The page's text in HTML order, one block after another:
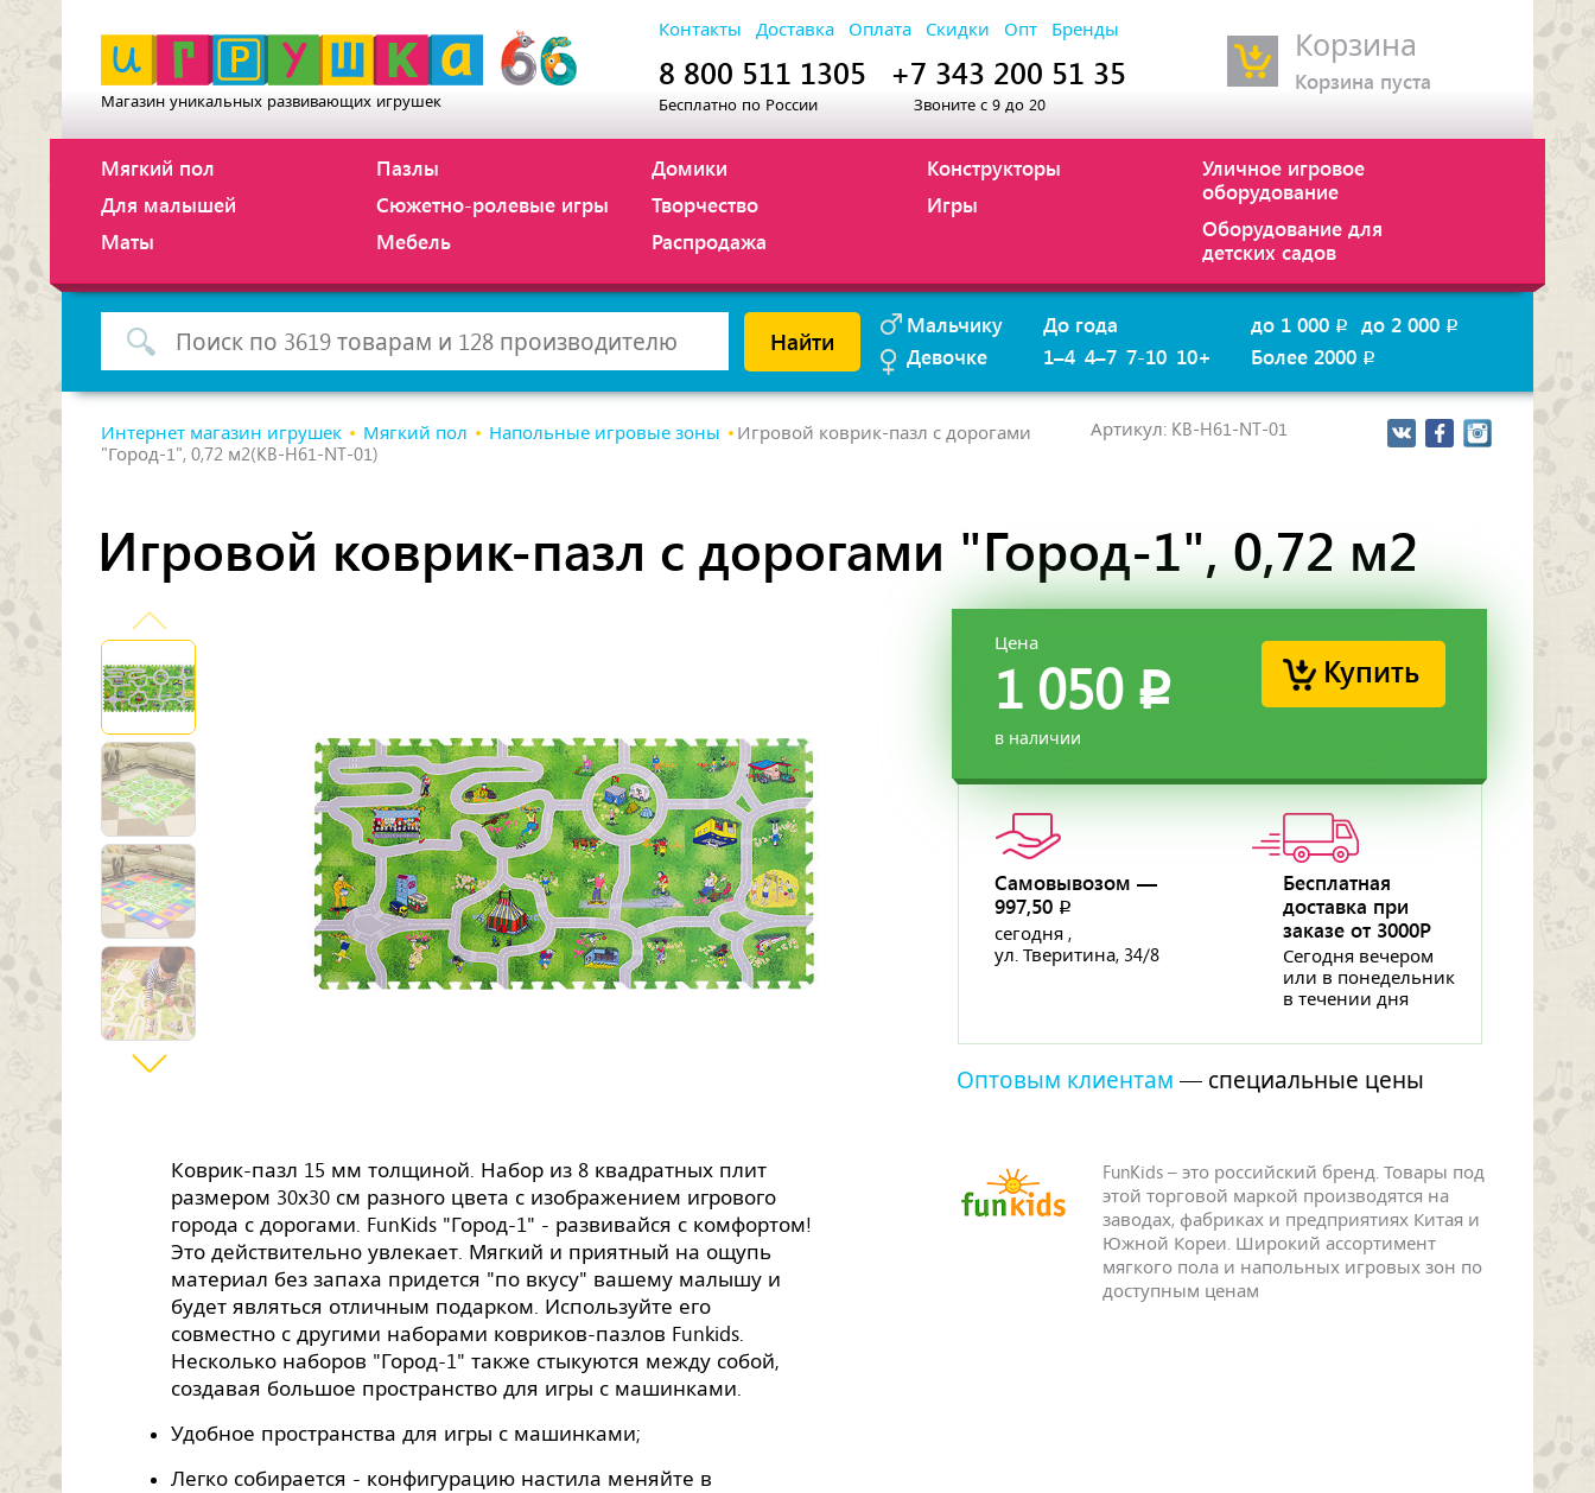
Корзина
Корзина пуста
Магазин уникальных развивающих игрушек
Контакты Доставка Оплата Скидки Опт Бренды
8 800 511 1305
Бесплатно по России
+7 343 200 51 35
Звоните с 9 до 20
Мягкий пол
Для малышей
Маты
Пазлы
Сюжетно-ролевые игры
Мебель
Домики
Творчество
Распродажа
Конструкторы
Игры
Уличное игровое
оборудование
Оборудование для
детских садов
Мальчику
Девочке
До года
1–4 4–7 7-10 10+
до 1 000 p до 2 000 p
Более 2000 p
Найти
Артикул: KB-H61-NT-01
Интернет магазин игрушек Мягкий пол Напольные игровые зоны
Игровой коврик-пазл с дорогами
"Город-1", 0,72 м2(KB-H61-NT-01)
Игровой коврик-пазл с дорогами "Город-1", 0,72 м2
Купить
Цена
1 050 p
в наличии
Самовывозом —
997,50 p
сегодня ,
ул. Тверитина, 34/8
Бесплатная
доставка при
заказе от 3000Р
Сегодня вечером
или в понедельник
в течении дня
Оптовым клиентам — специальные цены
Коврик-пазл 15 мм толщиной. Набор из 8 квадратных плит
размером 30х30 см разного цвета с изображением игрового
города с дорогами. FunKids "Город-1" - развивайся с комфортом!
Это действительно увлекает. Мягкий и приятный на ощупь
материал без запаха придется "по вкусу" вашему малышу и
будет являться отличным подарком. Используйте его
совместно с другими наборами ковриков-пазлов Funkids.
Несколько наборов "Город-1" также стыкуются между собой,
создавая большое пространство для игры с машинками.
Удобное пространства для игры с машинками;
Легко собирается - конфигурацию настила меняйте в
FunKids – это российский бренд. Товары под
этой торговой маркой производятся на
заводах, фабриках и предприятиях Китая и
Южной Кореи. Широкий ассортимент
мягкого пола и напольных игровых зон по
доступным ценам